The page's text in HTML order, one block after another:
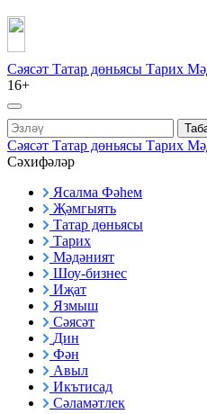
Сәясәт Татар дөньясы Тарих
16+
Сәясәт Татар дөньясы Тарих
Сәхифәләр
Ясалма Фәһем
Җәмгыять
Татар дөньясы
Тарих
Мәдәният
Шоу-бизнес
Иҗат
Язмыш
Сәясәт
Дин
Фән
Авыл
Икътисад
Сәламәтлек